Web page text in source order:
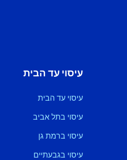
עיסוי עד הבית
עיסוי עד הבית
עיסוי בתל אביב
עיסוי ברמת גן
עיסוי בגבעתיים